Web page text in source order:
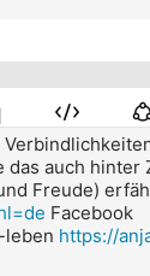
auch
Freude)
Facebook
leben https://